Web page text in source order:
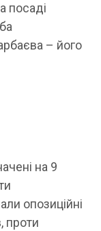
посаді
– його
на 9
опозиційні
проти